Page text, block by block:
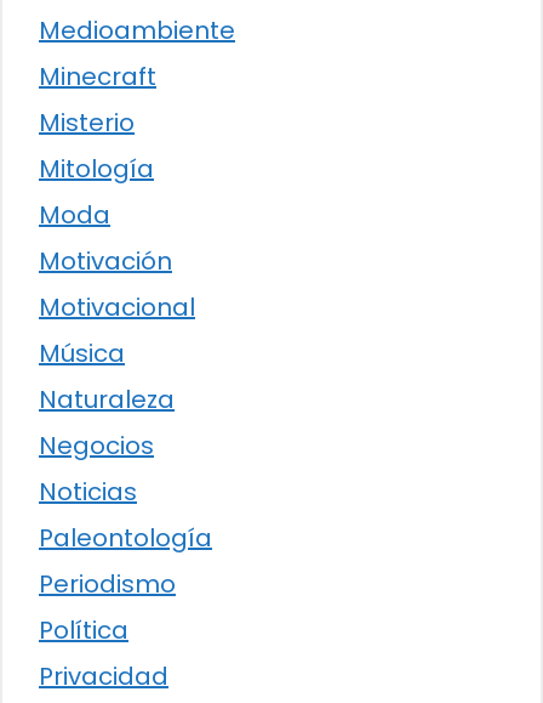
Medioambiente
Minecraft
Misterio
Mitología
Moda
Motivación
Motivacional
Música
Naturaleza
Negocios
Noticias
Paleontología
Periodismo
Política
Privacidad